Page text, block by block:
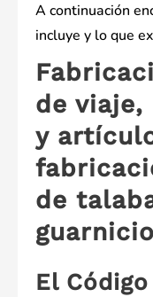
A continuación
incluye y lo que
de viaje,
y
de
El